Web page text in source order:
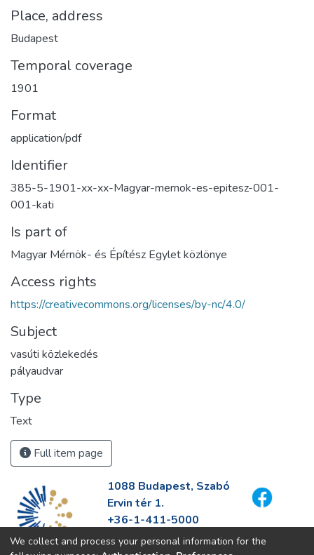
Place, address
Budapest
Temporal coverage
1901
Format
application/pdf
Identifier
385-5-1901-xx-xx-Magyar-mernok-es-epitesz-001-
001-kati
Is part of
Magyar Mérnök- és Építész Egylet közlönye
Access rights
https://creativecommons.org/licenses/by-nc/4.0/
Subject
vasúti közlekedés
pályaudvar
Type
Text
Full item page
1088 Budapest, Szabó
Ervin tér 1.
+36-1-411-5000
info@fszek.hu
We collect and process your personal information for the